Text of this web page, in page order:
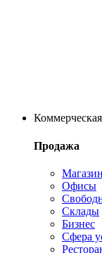
Коммерческая
Продажа
Офисы
Склады
Бизнес
Сфера